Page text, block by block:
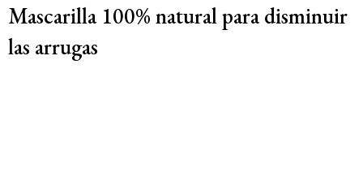
Mascarilla 100% natural para disminuir
las arrugas